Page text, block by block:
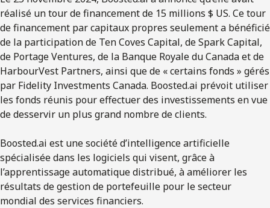
réalisé un tour de financement de 15 millions $ US. Ce tour
de financement par capitaux propres seulement a bénéficié
de la participation de Ten Coves Capital, de Spark Capital,
de Portage Ventures, de la Banque Royale du Canada et de
HarbourVest Partners, ainsi que de « certains fonds » gérés
par Fidelity Investments Canada. Boosted.ai prévoit utiliser
les fonds réunis pour effectuer des investissements en vue
de desservir un plus grand nombre de clients.
Boosted.ai est une société d’intelligence artificielle
spécialisée dans les logiciels qui visent, grâce à
l’apprentissage automatique distribué, à améliorer les
résultats de gestion de portefeuille pour le secteur
mondial des services financiers.